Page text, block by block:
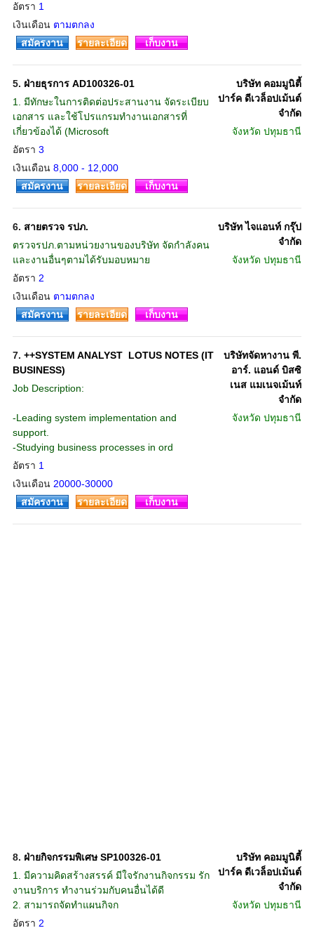
อัตรา 1
เงินเดือน ตามตกลง
สมัครงาน รายละเอียด เก็บงาน
5. ฝ่ายธุรการ AD100326-01
1. มีทักษะในการติดต่อประสานงาน จัดระเบียบ
เอกสาร และใช้โปรแกรมทำงานเอกสารที่
เกี่ยวข้องได้ (Microsoft
อัตรา 3
เงินเดือน 8,000 - 12,000
บริษัท คอมมูนิตี้
ปาร์ค ดีเวล็อปเม้นต์
จำกัด
จังหวัด ปทุมธานี
สมัครงาน รายละเอียด เก็บงาน
6. สายตรวจ รปภ.
ตรวจรปภ.ตามหน่วยงานของบริษัท จัดกำลังคน
และงานอื่นๆตามได้รับมอบหมาย
อัตรา 2
เงินเดือน ตามตกลง
บริษัท ไจแอนท์ กรุ๊ป
จำกัด
จังหวัด ปทุมธานี
สมัครงาน รายละเอียด เก็บงาน
7. ++SYSTEM ANALYST  LOTUS NOTES (IT
BUSINESS)
Job Description:
-Leading system implementation and
support.
-Studying business processes in ord
อัตรา 1
เงินเดือน 20000-30000
บริษัทจัดหางาน พี.
อาร์. แอนด์ บิสซิ
เนส แมเนจเม้นท์
จำกัด
จังหวัด ปทุมธานี
สมัครงาน รายละเอียด เก็บงาน
8. ฝ่ายกิจกรรมพิเศษ SP100326-01
1. มีความคิดสร้างสรรค์ มีใจรักงานกิจกรรม รัก
งานบริการ ทำงานร่วมกับคนอื่นได้ดี
2. สามารถจัดทำแผนกิจก
อัตรา 2
บริษัท คอมมูนิตี้
ปาร์ค ดีเวล็อปเม้นต์
จำกัด
จังหวัด ปทุมธานี